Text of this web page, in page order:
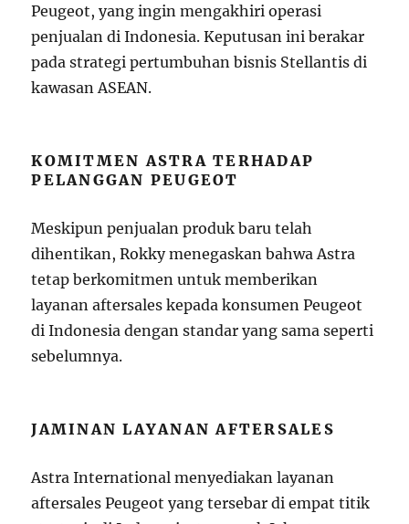
Peugeot, yang ingin mengakhiri operasi
penjualan di Indonesia. Keputusan ini berakar
pada strategi pertumbuhan bisnis Stellantis di
kawasan ASEAN.
KOMITMEN ASTRA TERHADAP
PELANGGAN PEUGEOT
Meskipun penjualan produk baru telah
dihentikan, Rokky menegaskan bahwa Astra
tetap berkomitmen untuk memberikan
layanan aftersales kepada konsumen Peugeot
di Indonesia dengan standar yang sama seperti
sebelumnya.
JAMINAN LAYANAN AFTERSALES
Astra International menyediakan layanan
aftersales Peugeot yang tersebar di empat titik